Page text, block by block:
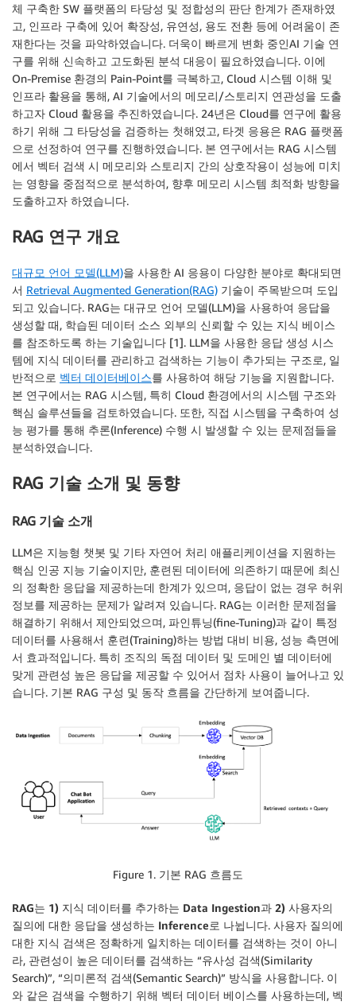
체 구축한 SW 플랫폼의 타당성 및 정합성의 판단 한계가 존재하였
고, 인프라 구축에 있어 확장성, 유연성, 용도 전환 등에 어려움이 존
재한다는 것을 파악하였습니다. 더욱이 빠르게 변화 중인AI 기술 연
구를 위해 신속하고 고도화된 분석 대응이 필요하였습니다. 이에
On-Premise 환경의 Pain-Point를 극복하고, Cloud 시스템 이해 및
인프라 활용을 통해, AI 기술에서의 메모리/스토리지 연관성을 도출
하고자 Cloud 활용을 추진하였습니다. 24년은 Cloud를 연구에 활용
하기 위해 그 타당성을 검증하는 첫해였고, 타겟 응용은 RAG 플랫폼
으로 선정하여 연구를 진행하였습니다. 본 연구에서는 RAG 시스템
에서 벡터 검색 시 메모리와 스토리지 간의 상호작용이 성능에 미치
는 영향을 중점적으로 분석하여, 향후 메모리 시스템 최적화 방향을
도출하고자 하였습니다.
RAG 연구 개요
대규모 언어 모델(LLM)을 사용한 AI 응용이 다양한 분야로 확대되면
서 Retrieval Augmented Generation(RAG) 기술이 주목받으며 도입
되고 있습니다. RAG는 대규모 언어 모델(LLM)을 사용하여 응답을
생성할 때, 학습된 데이터 소스 외부의 신뢰할 수 있는 지식 베이스
를 참조하도록 하는 기술입니다 [1]. LLM을 사용한 응답 생성 시스
템에 지식 데이터를 관리하고 검색하는 기능이 추가되는 구조로, 일
반적으로 벡터 데이터베이스를 사용하여 해당 기능을 지원합니다.
본 연구에서는 RAG 시스템, 특히 Cloud 환경에서의 시스템 구조와
핵심 솔루션들을 검토하였습니다. 또한, 직접 시스템을 구축하여 성
능 평가를 통해 추론(Inference) 수행 시 발생할 수 있는 문제점들을
분석하였습니다.
RAG 기술 소개 및 동향
RAG 기술 소개
LLM은 지능형 챗봇 및 기타 자연어 처리 애플리케이션을 지원하는
핵심 인공 지능 기술이지만, 훈련된 데이터에 의존하기 때문에 최신
의 정확한 응답을 제공하는데 한계가 있으며, 응답이 없는 경우 허위
정보를 제공하는 문제가 알려져 있습니다. RAG는 이러한 문제점을
해결하기 위해서 제안되었으며, 파인튜닝(fine-Tuning)과 같이 특정
데이터를 사용해서 훈련(Training)하는 방법 대비 비용, 성능 측면에
서 효과적입니다. 특히 조직의 독점 데이터 및 도메인 별 데이터에
맞게 관련성 높은 응답을 제공할 수 있어서 점차 사용이 늘어나고 있
습니다. 기본 RAG 구성 및 동작 흐름을 간단하게 보여줍니다.
Figure 1. 기본 RAG 흐름도
RAG는 1) 지식 데이터를 추가하는 Data Ingestion과 2) 사용자의
질의에 대한 응답을 생성하는 Inference로 나뉩니다. 사용자 질의에
대한 지식 검색은 정확하게 일치하는 데이터를 검색하는 것이 아니
라, 관련성이 높은 데이터를 검색하는 “유사성 검색(Similarity
Search)”, “의미론적 검색(Semantic Search)” 방식을 사용합니다. 이
와 같은 검색을 수행하기 위해 벡터 데이터 베이스를 사용하는데, 벡